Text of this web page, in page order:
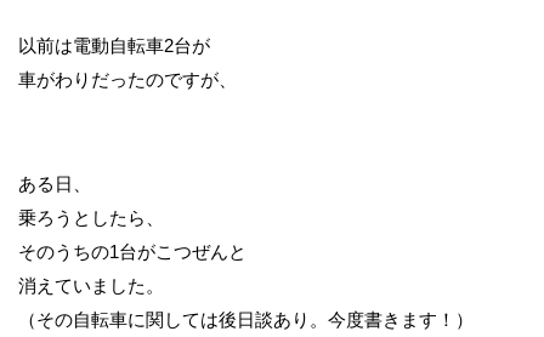
以前は電動自転車2台が
車がわりだったのですが、
ある日、
乗ろうとしたら、
そのうちの1台がこつぜんと
消えていました。
（その自転車に関しては後日談あり。今度書きます！）